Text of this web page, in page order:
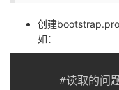
创建
如：
#读取的问